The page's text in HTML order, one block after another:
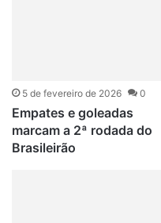
5 de fevereiro de 2026 0
Empates e goleadas
marcam a 2ª rodada do
Brasileirão